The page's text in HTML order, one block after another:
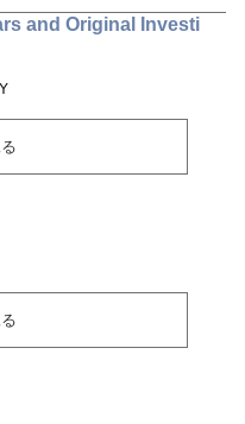
and Original Investi